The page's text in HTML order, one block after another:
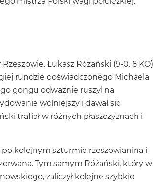
Łukasz Różański (9-0, 8 KO)
rundzie doświadczonego Michaela
gongu odważnie ruszył na
wolniejszy i dawał się
trafiał w różnych płaszczyznach i
kolejnym szturmie rzeszowianina i
Tym samym Różański, który w
zaliczył kolejne szybkie